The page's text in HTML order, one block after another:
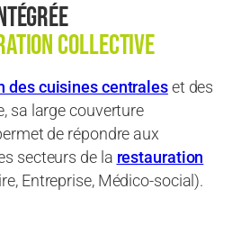
collective
des cuisines centraleset des
sa large couverture
de répondre aux
secteurs de la restauration
Entreprise, Médico-social).